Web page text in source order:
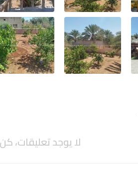
لا يوجد تعليقات،